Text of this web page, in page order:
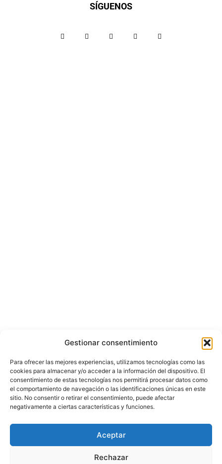
Gestionar consentimiento
Para ofrecer las mejores experiencias, utilizamos tecnologías como las
cookies para almacenar y/o acceder a la información del dispositivo. El
consentimiento de estas tecnologías nos permitirá procesar datos como
el comportamiento de navegación o las identificaciones únicas en este
sitio. No consentir o retirar el consentimiento, puede afectar
negativamente a ciertas características y funciones.
Aceptar
Rechazar
SÍGUENOS
Internacional